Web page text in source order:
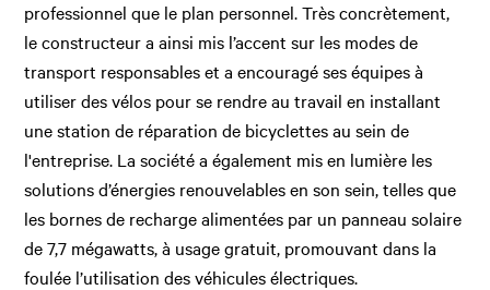
professionnel que le plan personnel. Très concrètement,
le constructeur a ainsi mis l’accent sur les modes de
transport responsables et a encouragé ses équipes à
utiliser des vélos pour se rendre au travail en installant
une station de réparation de bicyclettes au sein de
l'entreprise. La société a également mis en lumière les
solutions d’énergies renouvelables en son sein, telles que
les bornes de recharge alimentées par un panneau solaire
de 7,7 mégawatts, à usage gratuit, promouvant dans la
foulée l’utilisation des véhicules électriques.